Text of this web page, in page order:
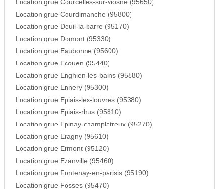
Location grue Courcelles-sur-viosne (95650)
Location grue Courdimanche (95800)
Location grue Deuil-la-barre (95170)
Location grue Domont (95330)
Location grue Eaubonne (95600)
Location grue Ecouen (95440)
Location grue Enghien-les-bains (95880)
Location grue Ennery (95300)
Location grue Epiais-les-louvres (95380)
Location grue Epiais-rhus (95810)
Location grue Epinay-champlatreux (95270)
Location grue Eragny (95610)
Location grue Ermont (95120)
Location grue Ezanville (95460)
Location grue Fontenay-en-parisis (95190)
Location grue Fosses (95470)